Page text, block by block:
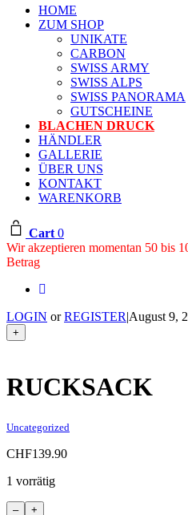
HOME
ZUM SHOP
UNIKATE
CARBON
SWISS ARMY
SWISS ALPS
SWISS PANORAMA
GUTSCHEINE
BLACHEN DRUCK
HÄNDLER
GALLERIE
ÜBER UNS
KONTAKT
WARENKORB
Cart 0
Wir akzeptieren momentan 50 bis
Betrag
LOGIN orREGISTER|August 9,
+
RUCKSACK
Uncategorized
CHF139.90
1 vorrätig
Rucksack